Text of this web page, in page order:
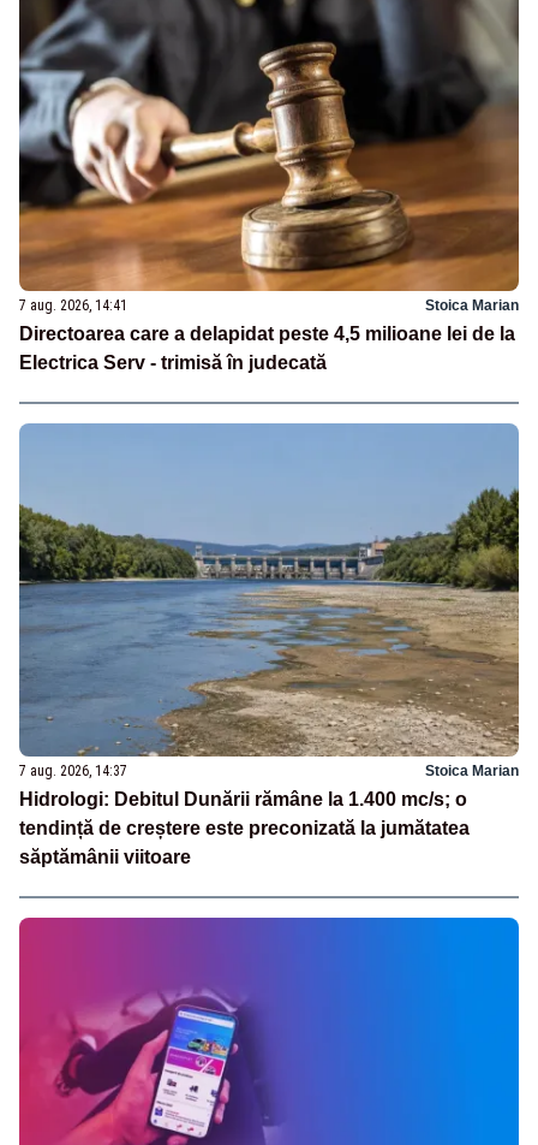
7 aug. 2026, 14:41 Stoica Marian
Directoarea care a delapidat peste 4,5 milioane lei de la
Electrica Serv - trimisă în judecată
7 aug. 2026, 14:37 Stoica Marian
Hidrologi: Debitul Dunării rămâne la 1.400 mc/s; o
tendință de creștere este preconizată la jumătatea
săptămânii viitoare